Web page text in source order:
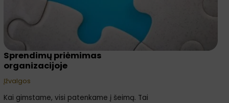
Sprendimų priėmimas
organizacijoje
Įžvalgos
Kai gimstame, visi patenkame į šeimą. Tai